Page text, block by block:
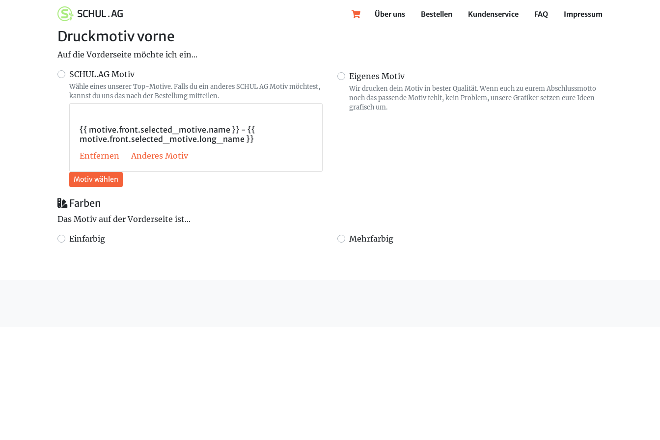
SCHUL . AG Über uns Bestellen Kundenservice FAQ Impressum
Druckmotiv vorne
Auf die Vorderseite möchte ich ein...
SCHUL.AG Motiv
Wähle eines unserer Top-Motive. Falls du ein anderes SCHUL AG Motiv möchtest,
kannst du uns das nach der Bestellung mitteilen.
{{ motive.front.selected_motive.name }} - {{
motive.front.selected_motive.long_name }}
Entfernen
Anderes Motiv
Motiv wählen
Eigenes Motiv
Wir drucken dein Motiv in bester Qualität. Wenn euch zu eurem Abschlussmotto
noch das passende Motiv fehlt, kein Problem, unsere Grafiker setzen eure Ideen
grafisch um.
Farben
Das Motiv auf der Vorderseite ist...
Einfarbig
Mehrfarbig